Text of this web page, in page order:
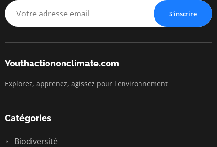
S'inscrire
Youthactiononclimate.com
Explorez, apprenez, agissez pour l'environnement
Catégories
Biodiversité